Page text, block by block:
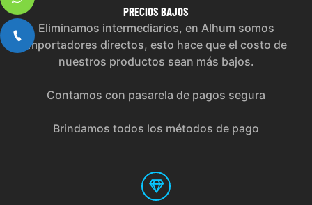
PRECIOS BAJOS
Eliminamos intermediarios, en Alhum somos
importadores directos, esto hace que el costo de
nuestros productos sean más bajos.
Contamos con pasarela de pagos segura
Brindamos todos los métodos de pago